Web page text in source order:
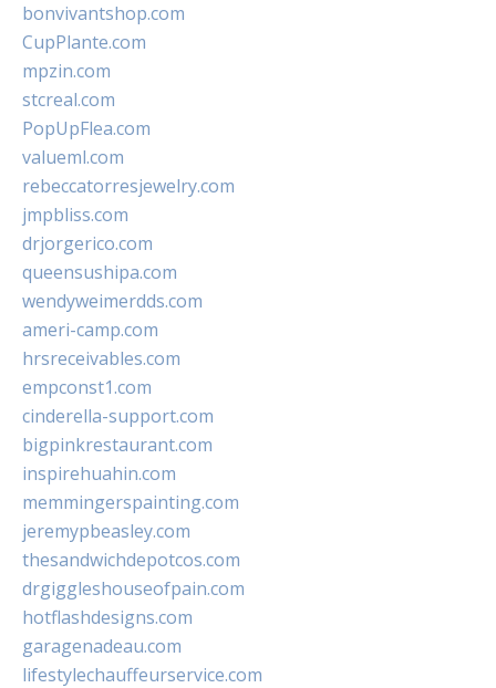
bonvivantshop.com
CupPlante.com
mpzin.com
stcreal.com
PopUpFlea.com
valueml.com
rebeccatorresjewelry.com
jmpbliss.com
drjorgerico.com
queensushipa.com
wendyweimerdds.com
ameri-camp.com
hrsreceivables.com
empconst1.com
cinderella-support.com
bigpinkrestaurant.com
inspirehuahin.com
memmingerspainting.com
jeremypbeasley.com
thesandwichdepotcos.com
drgiggleshouseofpain.com
hotflashdesigns.com
garagenadeau.com
lifestylechauffeurservice.com